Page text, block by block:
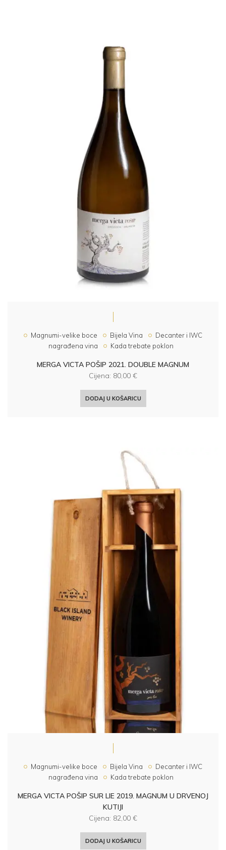
Magnumi-velike boce Bijela Vina
Decanter i IWC
nagrađena vina
Kada trebate poklon
MERGA VICTA POŠIP 2021. DOUBLE MAGNUM
Cijena: 80,00 €
DODAJ U KOŠARICU
Magnumi-velike boce Bijela Vina
Decanter i IWC
nagrađena vina
Kada trebate poklon
MERGA VICTA POŠIP SUR LIE 2019. MAGNUM U DRVENOJ
KUTIJI
Cijena: 82,00 €
DODAJ U KOŠARICU